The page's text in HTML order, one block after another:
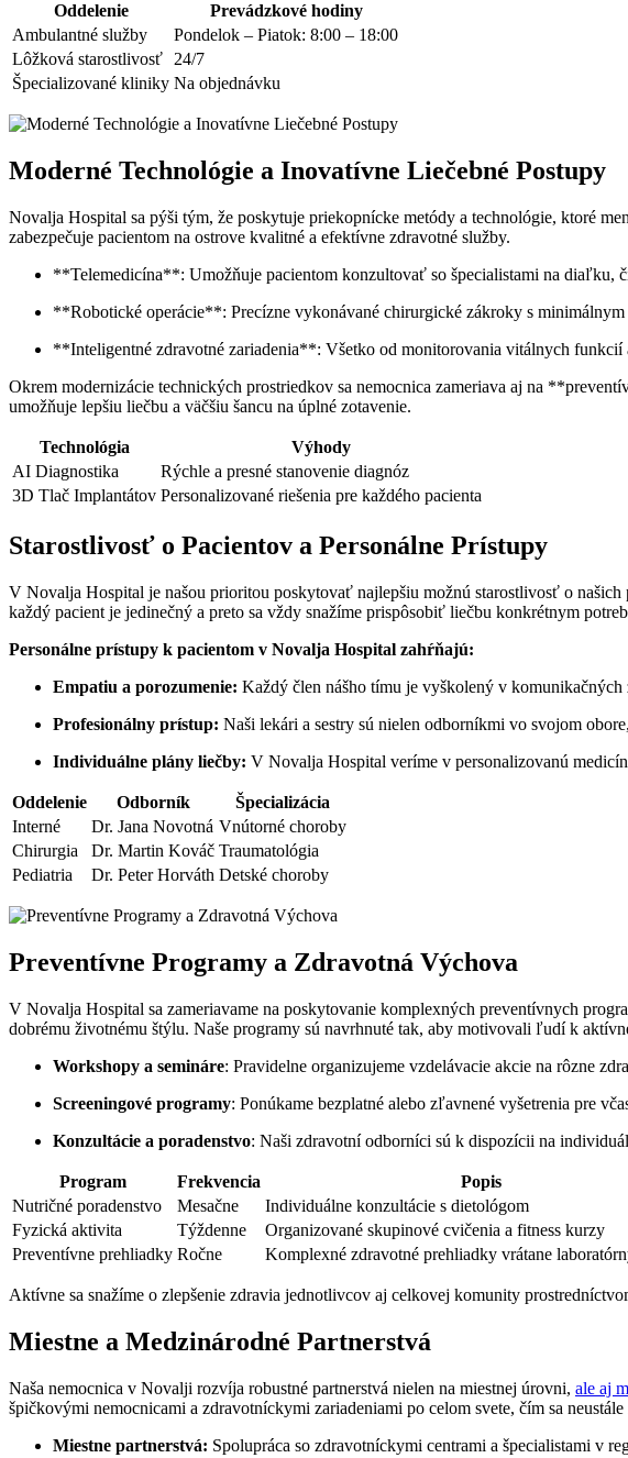
Oddelenie
Prevádzkové hodiny
Ambulantné služby
Pondelok – Piatok: 8:00 – 18:00
Lôžková starostlivosť 24/7
Špecializované kliniky Na objednávku
Moderné Technológie a Inovatívne Liečebné Postupy
Novalja Hospital sa pýši tým, že poskytuje priekopnícke metódy a technológie, ktoré
zabezpečuje pacientom na ostrove kvalitné a efektívne zdravotné služby.
**Telemedicína**: Umožňuje pacientom konzultovať so špecialistami na diaľku,
**Robotické operácie**: Precízne vykonávané chirurgické zákroky s minimálnym
**Inteligentné zdravotné zariadenia**: Všetko od monitorovania vitálnych
Okrem modernizácie technických prostriedkov sa nemocnica zameriava aj na
umožňuje lepšiu liečbu a väčšiu šancu na úplné zotavenie.
Technológia
Výhody
AI Diagnostika
Rýchle a presné stanovenie diagnóz
3D Tlač Implantátov Personalizované riešenia pre každého pacienta
Starostlivosť o Pacientov a Personálne Prístupy
V Novalja Hospital je našou prioritou poskytovať najlepšiu možnú starostlivosť o
každý pacient je jedinečný a preto sa vždy snažíme prispôsobiť liečbu konkrétnym
Personálne prístupy k pacientom v Novalja Hospital zahŕňajú:
Empatiu a porozumenie: Každý člen nášho tímu je vyškolený v komunikačných
Profesionálny prístup: Naši lekári a sestry sú nielen odborníkmi vo svojom
Individuálne plány liečby: V Novalja Hospital veríme v personalizovanú
Oddelenie Odborník
Špecializácia
Interné
Dr. Jana Novotná Vnútorné choroby
Chirurgia
Dr. Martin Kováč Traumatológia
Pediatria
Dr. Peter Horváth Detské choroby
Preventívne Programy a Zdravotná Výchova
V Novalja Hospital sa zameriavame na poskytovanie komplexných preventívnych
dobrému životnému štýlu. Naše programy sú navrhnuté tak, aby motivovali ľudí k
Workshopy a semináre: Pravidelne organizujeme vzdelávacie akcie na rôzne
Screeningové programy: Ponúkame bezplatné alebo zľavnené vyšetrenia pre
Konzultácie a poradenstvo: Naši zdravotní odborníci sú k dispozícii na
Program Frekvencia
Popis
Nutričné poradenstvo
Mesačne
Individuálne konzultácie s dietológom
Fyzická aktivita
Týždenne
Organizované skupinové cvičenia a fitness kurzy
Preventívne prehliadky Ročne Komplexné zdravotné prehliadky vrátane
Aktívne sa snažíme o zlepšenie zdravia jednotlivcov aj celkovej komunity
Miestne a Medzinárodné Partnerstvá
Naša nemocnica v Novalji rozvíja robustné partnerstvá nielen na miestnej úrovni, ale aj
špičkovými nemocnicami a zdravotníckymi zariadeniami po celom svete, čím sa
Miestne partnerstvá: Spolupráca so zdravotníckymi centrami a špecialistami v